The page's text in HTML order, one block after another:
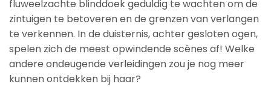
fluweelzachte blinddoek geduldig te wachten om de
zintuigen te betoveren en de grenzen van verlangen
te verkennen. In de duisternis, achter gesloten ogen,
spelen zich de meest opwindende scènes af! Welke
andere ondeugende verleidingen zou je nog meer
kunnen ontdekken bij haar?